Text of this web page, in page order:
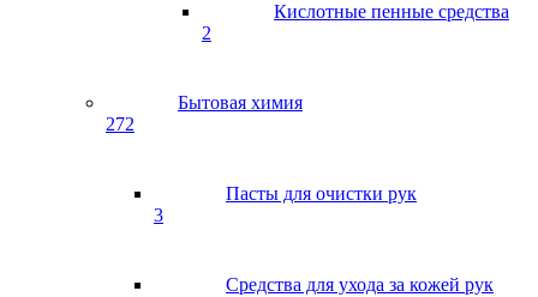
Кислотные пенные средства
2
Бытовая химия
272
Пасты для очистки рук
3
Средства для ухода за кожей рук